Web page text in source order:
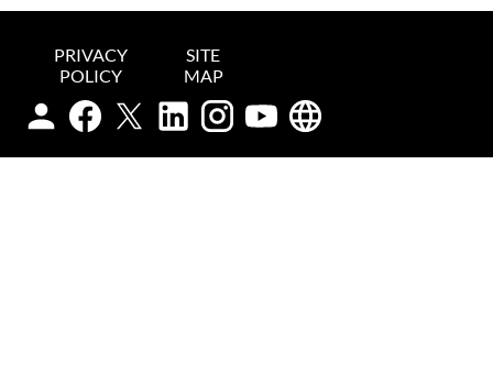
PRIVACY
POLICY
SITE
MAP